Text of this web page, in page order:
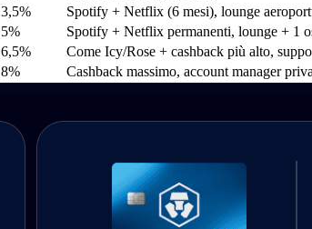
3,5%
Spotify + Netflix (6 mesi), lounge
5%
Spotify + Netflix permanenti, lounge + 1
6,5%
Come Icy/Rose + cashback più alto,
8% Cashback massimo, account manager